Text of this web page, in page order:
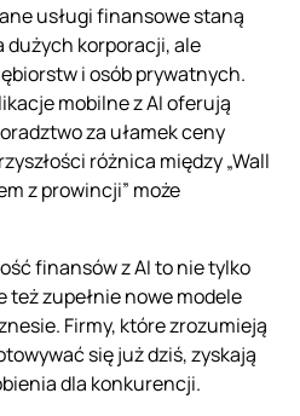
usługi finansowe staną
dużych korporacji, ale
i osób prywatnych.
mobilne z AI oferują
za ułamek ceny
różnica między „Wall
z prowincji” może
finansów z AI to nie tylko
zupełnie nowe modele
Firmy, które zrozumieją
się już dziś, zyskają
dla konkurencji.